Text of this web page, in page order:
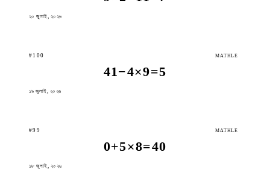
২০ জুলাই, ২০২৬
#100 MATHLE
41−4×9=5
১৯ জুলাই, ২০২৬
#99 MATHLE
0+5×8=40
১৮ জুলাই, ২০২৬